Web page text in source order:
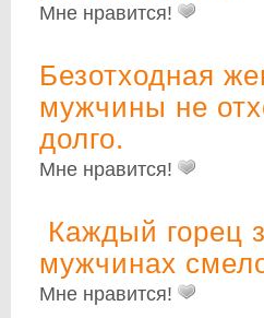
Мне нравится!
Безотходная
мужчины не
долго.
Мне нравится!
Каждый горец
мужчинах
Мне нравится!